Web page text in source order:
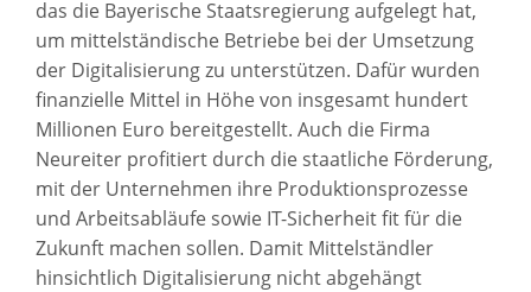
das die Bayerische Staatsregierung aufgelegt hat,
um mittelständische Betriebe bei der Umsetzung
der Digitalisierung zu unterstützen. Dafür wurden
finanzielle Mittel in Höhe von insgesamt hundert
Millionen Euro bereitgestellt. Auch die Firma
Neureiter profitiert durch die staatliche Förderung,
mit der Unternehmen ihre Produktionsprozesse
und Arbeitsabläufe sowie IT-Sicherheit fit für die
Zukunft machen sollen. Damit Mittelständler
hinsichtlich Digitalisierung nicht abgehängt